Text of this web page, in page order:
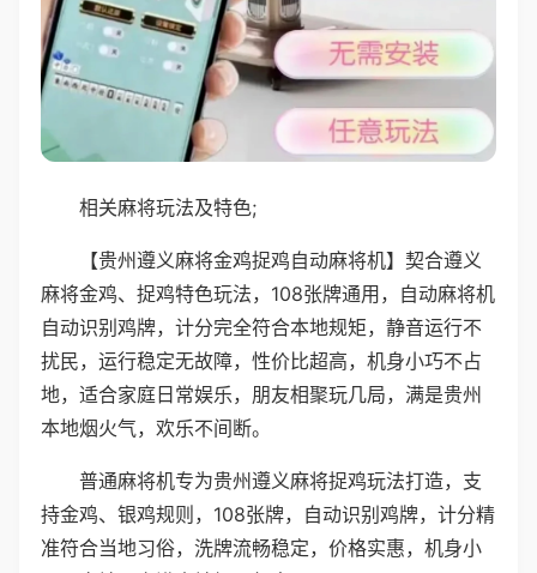
相关麻将玩法及特色;
【贵州遵义麻将金鸡捉鸡自动麻将机】契合遵义
麻将金鸡、捉鸡特色玩法，108张牌通用，自动麻将机
自动识别鸡牌，计分完全符合本地规矩，静音运行不
扰民，运行稳定无故障，性价比超高，机身小巧不占
地，适合家庭日常娱乐，朋友相聚玩几局，满是贵州
本地烟火气，欢乐不间断。
普通麻将机专为贵州遵义麻将捉鸡玩法打造，支
持金鸡、银鸡规则，108张牌，自动识别鸡牌，计分精
准符合当地习俗，洗牌流畅稳定，价格实惠，机身小